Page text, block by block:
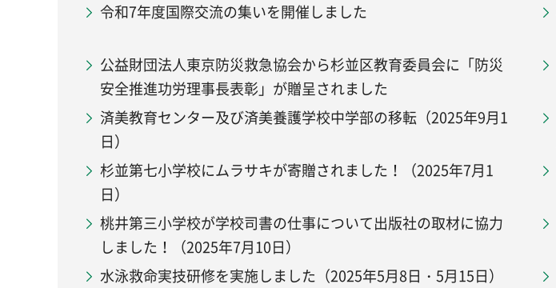
令和7年度国際交流の集いを開催しました
公益財団法人東京防災救急協会から杉並区教育委員会に「防災
安全推進功労理事長表彰」が贈呈されました
済美教育センター及び済美養護学校中学部の移転（2025年9月1
日）
杉並第七小学校にムラサキが寄贈されました！（2025年7月1
日）
桃井第三小学校が学校司書の仕事について出版社の取材に協力
しました！（2025年7月10日）
水泳救命実技研修を実施しました（2025年5月8日・5月15日）